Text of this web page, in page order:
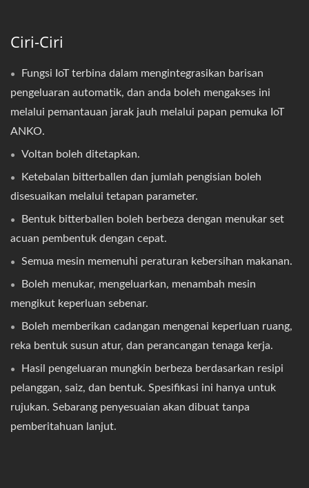
Ciri-Ciri
Fungsi IoT terbina dalam mengintegrasikan barisan
pengeluaran automatik, dan anda boleh mengakses ini
melalui pemantauan jarak jauh melalui papan pemuka IoT
ANKO.
Voltan boleh ditetapkan.
Ketebalan bitterballen dan jumlah pengisian boleh
disesuaikan melalui tetapan parameter.
Bentuk bitterballen boleh berbeza dengan menukar set
acuan pembentuk dengan cepat.
Semua mesin memenuhi peraturan kebersihan makanan.
Boleh menukar, mengeluarkan, menambah mesin
mengikut keperluan sebenar.
Boleh memberikan cadangan mengenai keperluan ruang,
reka bentuk susun atur, dan perancangan tenaga kerja.
Hasil pengeluaran mungkin berbeza berdasarkan resipi
pelanggan, saiz, dan bentuk. Spesifikasi ini hanya untuk
rujukan. Sebarang penyesuaian akan dibuat tanpa
pemberitahuan lanjut.